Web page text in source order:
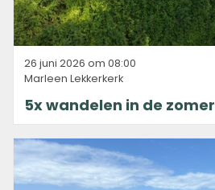
26 juni 2026 om 08:00
Marleen Lekkerkerk
5x wandelen in de zomer